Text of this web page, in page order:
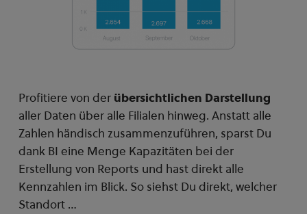
Profitiere von der übersichtlichen Darstellung
aller Daten über alle Filialen hinweg. Anstatt alle
Zahlen händisch zusammenzuführen, sparst Du
dank BI eine Menge Kapazitäten bei der
Erstellung von Reports und hast direkt alle
Kennzahlen im Blick. So siehst Du direkt, welcher
Standort …